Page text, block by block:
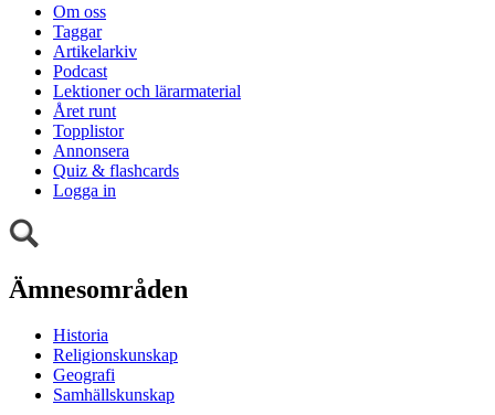
Om oss
Taggar
Artikelarkiv
Podcast
Lektioner och lärarmaterial
Året runt
Topplistor
Annonsera
Quiz & flashcards
Logga in
Ämnesområden
Historia
Religionskunskap
Geografi
Samhällskunskap